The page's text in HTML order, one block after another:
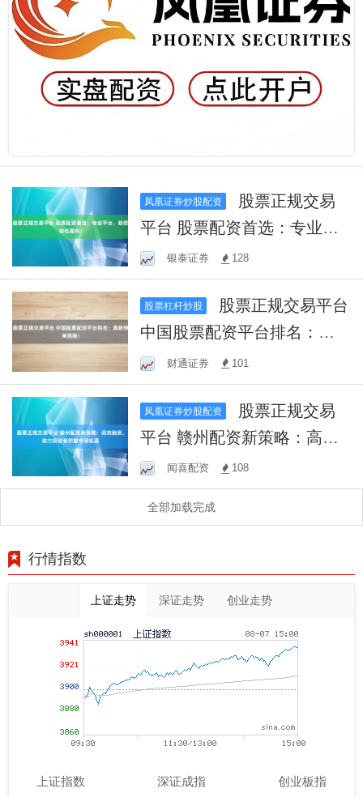
凤凰证券炒股配资
平台 股票配资首选：专业平
台，助您轻松盈利！
银泰证券 128
股票杠杆炒股
中国股票配资平台排名：最
新榜单揭晓！
财通证券 101
凤凰证券炒股配资
平台 赣州配资新策略：高效
融资，助力投资者把握市场
机遇
闻喜配资 108
全部加载完成
行情指数
上证走势 深证走势 创业走势
上证指数 深证成指 创业板指